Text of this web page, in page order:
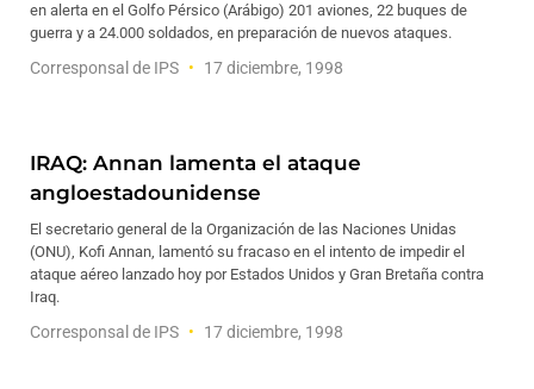
en alerta en el Golfo Pérsico (Arábigo) 201 aviones, 22 buques de
guerra y a 24.000 soldados, en preparación de nuevos ataques.
Corresponsal de IPS 17 diciembre, 1998
IRAQ: Annan lamenta el ataque
angloestadounidense
El secretario general de la Organización de las Naciones Unidas
(ONU), Kofi Annan, lamentó su fracaso en el intento de impedir el
ataque aéreo lanzado hoy por Estados Unidos y Gran Bretaña contra
Iraq.
Corresponsal de IPS 17 diciembre, 1998